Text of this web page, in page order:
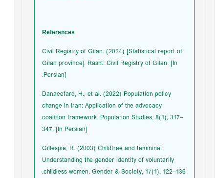
References
Civil Registry of Gilan. (2024) [Statistical report of
Gilan province]. Rasht: Civil Registry of Gilan. [In
Persian].
Danaeefard, H., et al. (2022) Population policy
change in Iran: Application of the advocacy
coalition framework. Population Studies, 8(1), 317–
347. [In Persian]
Gillespie, R. (2003) Childfree and feminine:
Understanding the gender identity of voluntarily
childless women. Gender & Society, 17(1), 122–136.